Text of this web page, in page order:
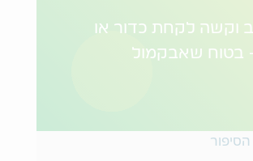
וקשה לקחת כדור או
בטוח שאבקמול